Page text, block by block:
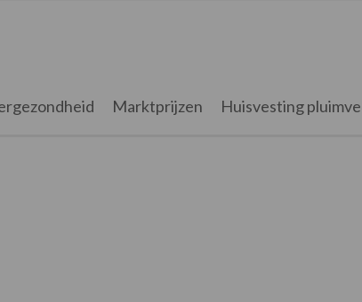
Marktprijzen Huisvesting